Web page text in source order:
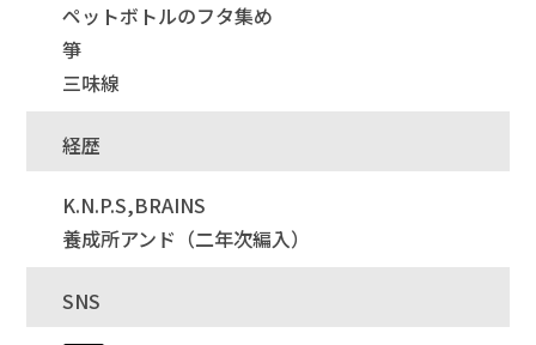
ペットボトルのフタ集め
箏
三味線
経歴
K.N.P.S,BRAINS
養成所アンド（二年次編入）
SNS